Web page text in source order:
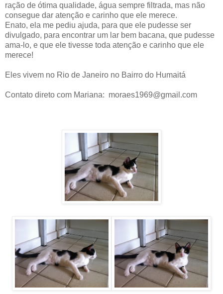
ração de ótima qualidade, água sempre filtrada, mas não
consegue dar atenção e carinho que ele merece.
Enato, ela me pediu ajuda, para que ele pudesse ser
divulgado, para encontrar um lar bem bacana, que pudesse
ama-lo, e que ele tivesse toda atenção e carinho que ele
merece!
Eles vivem no Rio de Janeiro no Bairro do Humaitá
Contato direto com Mariana: moraes1969@gmail.com